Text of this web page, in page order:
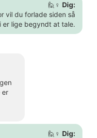
🙋♀️ Dig:
vil du forlade siden så
er lige begyndt at tale.
er
🙋♀️ Dig: